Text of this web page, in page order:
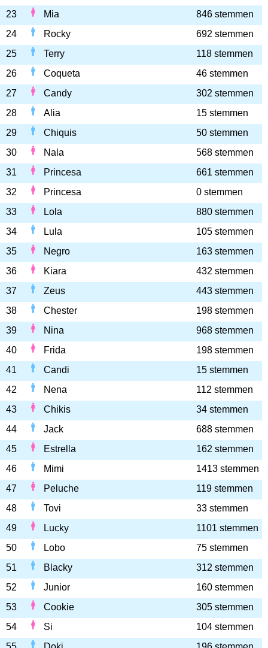
23
Mia
846 stemmen
24
Rocky
692 stemmen
25
Terry
118 stemmen
26
Coqueta
46 stemmen
27
Candy
302 stemmen
28
Alia
15 stemmen
29
Chiquis
50 stemmen
30
Nala
568 stemmen
31
Princesa
661 stemmen
32
Princesa
0 stemmen
33
Lola
880 stemmen
34
Lula
105 stemmen
35
Negro
163 stemmen
36
Kiara
432 stemmen
37
Zeus
443 stemmen
38
Chester
198 stemmen
39
Nina
968 stemmen
40
Frida
198 stemmen
41
Candi
15 stemmen
42
Nena
112 stemmen
43
Chikis
34 stemmen
44
Jack
688 stemmen
45
Estrella
162 stemmen
46
Mimi
1413 stemmen
47
Peluche
119 stemmen
48
Tovi
33 stemmen
49
Lucky
1101 stemmen
50
Lobo
75 stemmen
51
Blacky
312 stemmen
52
Junior
160 stemmen
53
Cookie
305 stemmen
54
Si
104 stemmen